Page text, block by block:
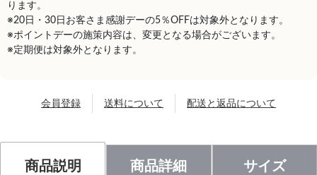
ります。
※20日・30日お客さま感謝デーの5％OFFは対象外となります。
※ポイントデーの施策内容は、変更となる場合がございます。
※定期便は対象外となります。
会員登録 送料について 配送と返品について
商品説明 商品詳細 サイズ